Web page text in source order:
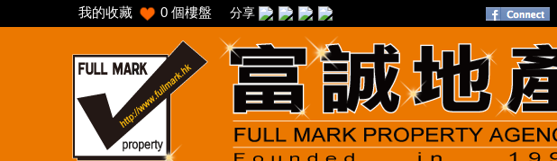
我的收藏 0 個樓盤 分享